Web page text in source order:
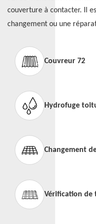
couverture à contacter. Il
changement ou une
Couvreur 72
Hydrofuge
Changement
Vérification de